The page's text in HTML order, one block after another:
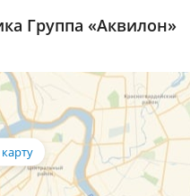
Группа «Аквилон»